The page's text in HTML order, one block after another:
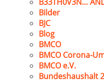
Bilder
BJC
Blog
BMCO
BMCO Corona-
BMCO e.V.
Bundeshaushalt